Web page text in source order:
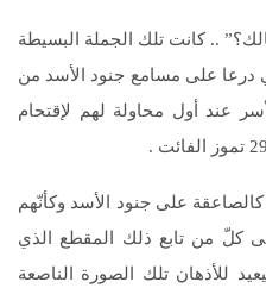
.. كانت تلك الجملة البسيطة
في درعا على مسامع جنود الأسد من
عند أول محاولة لهم لإقتحام
على جنود الأسد وكأنّهم
كلّ من تابع ذلك المقطع الذي
للأذهان تلك الصورة الناصعة